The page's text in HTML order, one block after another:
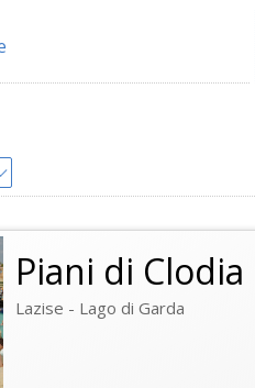
Piani di Clodia
Lazise - Lago di Garda